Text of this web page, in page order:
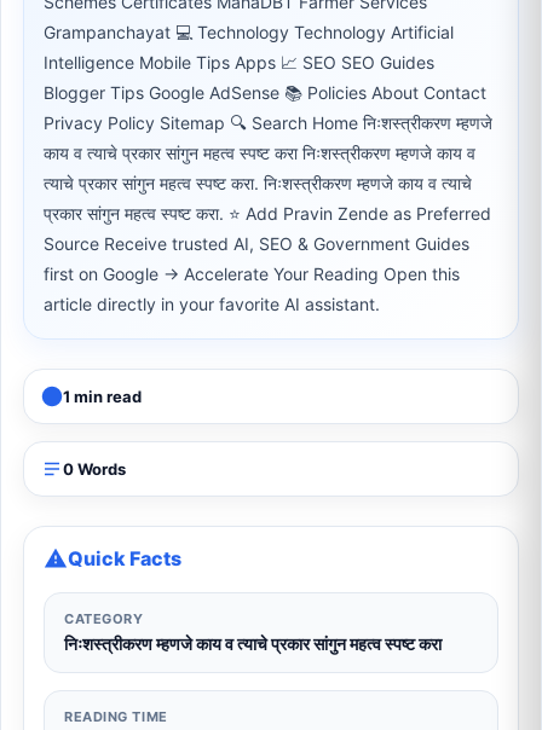
Grampanchayat 💻 Technology Technology Artificial
Intelligence Mobile Tips Apps 📈 SEO SEO Guides
Blogger Tips Google AdSense 📚 Policies About Contact
Privacy Policy Sitemap 🔍 Search Home निःशस्त्रीकरण म्हणजे
काय व त्याचे प्रकार सांगुन महत्व स्पष्ट करा निःशस्त्रीकरण म्हणजे काय व
त्याचे प्रकार सांगुन महत्व स्पष्ट करा. निःशस्त्रीकरण म्हणजे काय व त्याचे
प्रकार सांगुन महत्व स्पष्ट करा. ⭐ Add Pravin Zende as Preferred
Source Receive trusted AI, SEO & Government Guides
first on Google → Accelerate Your Reading Open this
article directly in your favorite AI assistant.
1 min read
0 Words
Quick Facts
CATEGORY
निःशस्त्रीकरण म्हणजे काय व त्याचे प्रकार सांगुन महत्व स्पष्ट करा
READING TIME